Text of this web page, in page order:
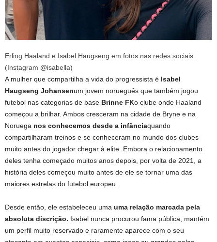
Erling Haaland e Isabel Haugseng em fotos nas redes sociais.
(Instagram @isabella)
A mulher que compartilha a vida do progressista é Isabel
Haugseng Johansenum jovem norueguês que também jogou
futebol nas categorias de base Brinne FKo clube onde Haaland
começou a brilhar. Ambos cresceram na cidade de Bryne e na
Noruega nos conhecemos desde a infânciaquando
compartilharam treinos e se conheceram no mundo dos clubes
muito antes do jogador chegar à elite. Embora o relacionamento
deles tenha começado muitos anos depois, por volta de 2021, a
história deles começou muito antes de ele se tornar uma das
maiores estrelas do futebol europeu.
Desde então, ele estabeleceu uma uma relação marcada pela
absoluta discrição. Isabel nunca procurou fama pública, mantém
um perfil muito reservado e raramente aparece com o seu